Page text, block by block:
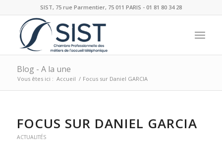
SIST, 75 rue Parmentier, 75 011 PARIS - 01 81 80 34 28
Blog - A la une
Vous êtes ici : Accueil / Focus sur Daniel GARCIA
FOCUS SUR DANIEL GARCIA
ACTUALITÉS